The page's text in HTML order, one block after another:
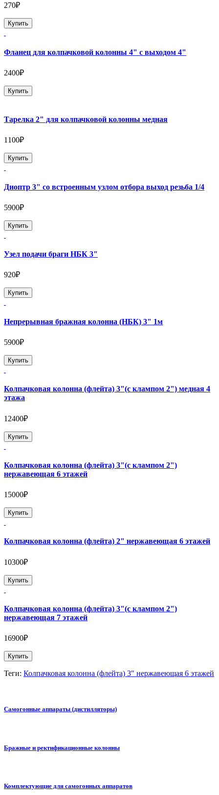
270₽
Купить
Фланец для колпачковой колонны 4" с выходом 4"
2400₽
Купить
Тарелка 2" для колпачковой колонны медная
1100₽
Купить
Диоптр 3" со встроенным узлом отбора выход резьба 1/4
5900₽
Купить
Узел подачи браги НБК 3"
920₽
Купить
Непрерывная бражная колонна (НБК) 3" 1м
5900₽
Купить
Колпачковая колонна (флейта) 3"(с клампом 2") медная 4
этажа
12400₽
Купить
Колпачковая колонна (флейта) 3"(с клампом 2")
нержавеющая 6 этажей
15000₽
Купить
Колпачковая колонна (флейта) 2" нержавеющая 6 этажей
10300₽
Купить
Колпачковая колонна (флейта) 3"(с клампом 2")
нержавеющая 7 этажей
16900₽
Купить
Теги: Колпачковая колонна (флейта) 3" нержавеющая 6 этажей
Самогонные аппараты (дистилляторы)
Бражные и ректификационные колонны
Комплектующие для самогонных аппаратов